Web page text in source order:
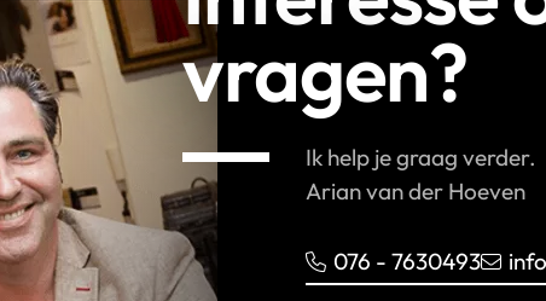
vragen?
Ik help je graag verder.
Arian van der Hoeven
076 - 7630493